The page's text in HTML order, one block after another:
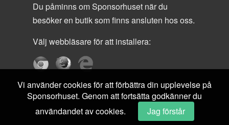
Du påminns om Sponsorhuset när du
besöker en butik som finns ansluten hos oss.
Välj webbläsare för att installera:
Vi använder cookies för att förbättra din upplevelse på
Sponsorhuset. Genom att fortsätta godkänner du
användandet av cookies.
Jag förstår